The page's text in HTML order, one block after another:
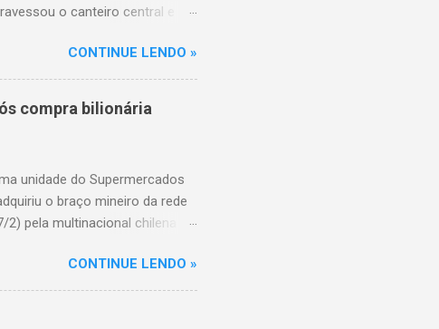
o canteiro central e
as causas do acidente.
CONTINUE LENDO »
compra bilionária
unidade do Supermercados
o braço mineiro da rede
pela multinacional chilena
Com a aquisição,
BH, acompanhando o
CONTINUE LENDO »